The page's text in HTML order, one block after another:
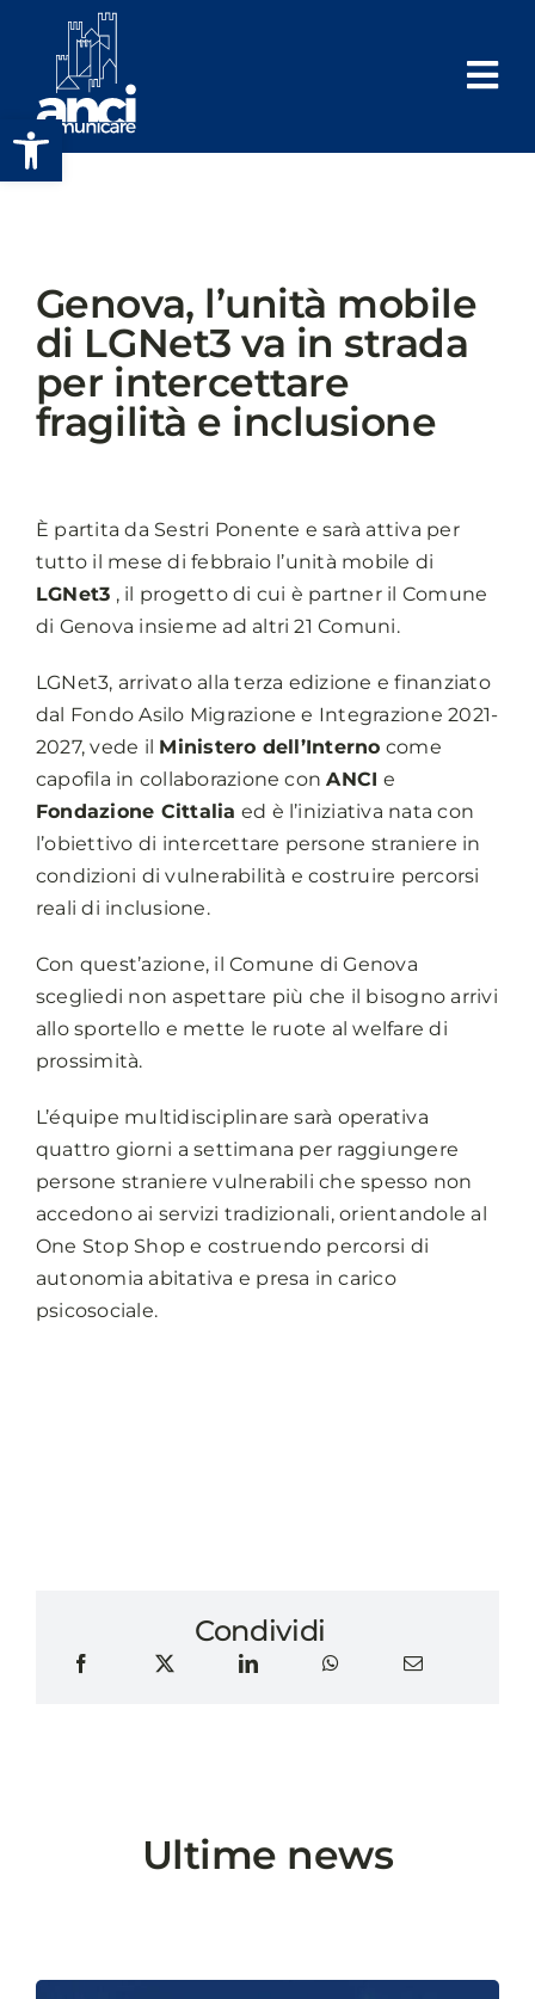
Apri la barra degli strumenti
contenuto
Genova, l’unità mobile
di LGNet3 va in strada
per intercettare
fragilità e inclusione
È partita da Sestri Ponente e sarà attiva per
tutto il mese di febbraio l’unità mobile di
LGNet3 , il progetto di cui è partner il Comune
di Genova insieme ad altri 21 Comuni.
LGNet3, arrivato alla terza edizione e finanziato
dal Fondo Asilo Migrazione e Integrazione 2021-
2027, vede il Ministero dell’Interno come
capofila in collaborazione conANCI e
Fondazione Cittalia ed è l’iniziativa nata con
l’obiettivo di intercettare persone straniere in
condizioni di vulnerabilità e costruire percorsi
reali di inclusione.
Con quest’azione, il Comune di Genova
scegliedi non aspettare più che il bisogno arrivi
allo sportello e mette le ruote al welfare di
prossimità.
L’équipe multidisciplinare sarà operativa
quattro giorni a settimana per raggiungere
persone straniere vulnerabili che spesso non
accedono ai servizi tradizionali, orientandole al
One Stop Shop e costruendo percorsi di
autonomia abitativa e presa in carico
psicosociale.
Condividi
Ultime news